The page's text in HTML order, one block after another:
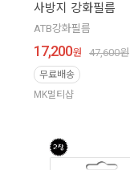
사방지 강화필름
ATB강화필름
17,200원 47,600원
무료배송
MK멀티샵